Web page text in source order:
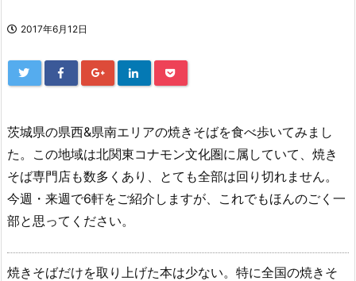
2017年6月12日
茨城県の県西&県南エリアの焼きそばを食べ歩いてみまし
た。この地域は北関東コナモン文化圏に属していて、焼き
そば専門店も数多くあり、とても全部は回り切れません。
今週・来週で6軒をご紹介しますが、これでもほんのごく一
部と思ってください。
焼きそばだけを取り上げた本は少ない。特に全国の焼きそ